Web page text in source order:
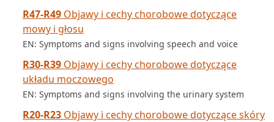
R47-R49 Objawy i cechy chorobowe dotyczące
mowy i głosu
EN: Symptoms and signs involving speech and voice
R30-R39 Objawy i cechy chorobowe dotyczące
układu moczowego
EN: Symptoms and signs involving the urinary system
R20-R23 Objawy i cechy chorobowe dotyczące skóry